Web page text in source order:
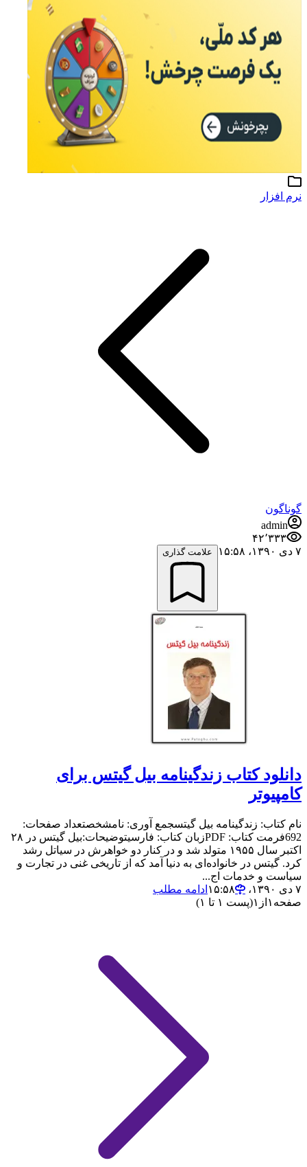
نرم افزار
گوناگون
admin
۴۲٬۳۳۳
۷ دی ۱۳۹۰،‏ ۱۵:۵۸
علامت گذاری
دانلود کتاب زندگینامه بیل گیتس برای
کامپیوتر
نام کتاب: زندگینامه بیل گیتسجمع آوری: نامشخصتعداد صفحات:
692فرمت کتاب: PDFزبان کتاب: فارسیتوضیحات:بیل گیتس در ۲۸
اکتبر سال ۱۹۵۵ متولد شد و در کنار دو خواهرش در سیاتل رشد
کرد. گیتس در خانواده‌ای به دنیا آمد که از تاریخی غنی در تجارت و
سیاست و خدمات اج...
۷ دی ۱۳۹۰،‏ ۱۵:۵۸
ادامه مطلب
صفحه ۱ از ۱(پست ۱ تا ۱)